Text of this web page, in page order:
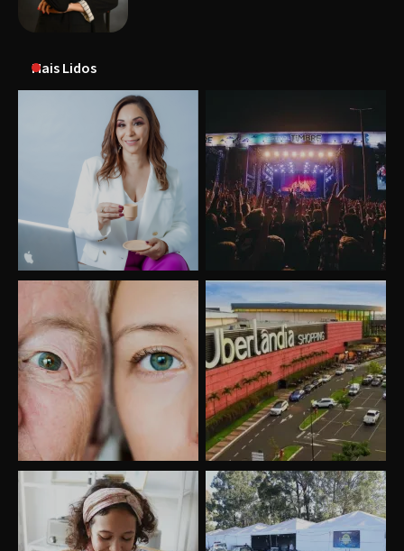
Mais Lidos
Uberlândia recebe o projeto “Experiência Rio”
no dia 17 de junho